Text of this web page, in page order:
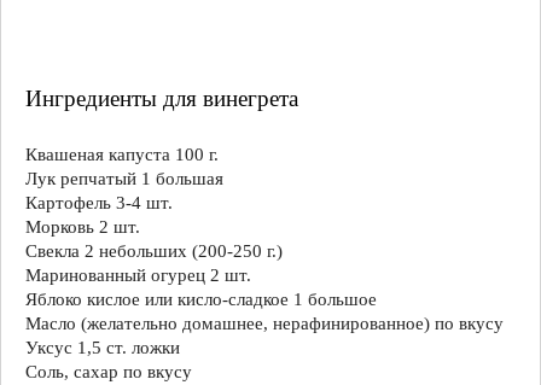
Ингредиенты для винегрета
Квашеная капуста 100 г.
Лук репчатый 1 большая
Картофель 3-4 шт.
Морковь 2 шт.
Свекла 2 небольших (200-250 г.)
Маринованный огурец 2 шт.
Яблоко кислое или кисло-сладкое 1 большое
Масло (желательно домашнее, нерафинированное) по вкусу
Уксус 1,5 ст. ложки
Соль, сахар по вкусу